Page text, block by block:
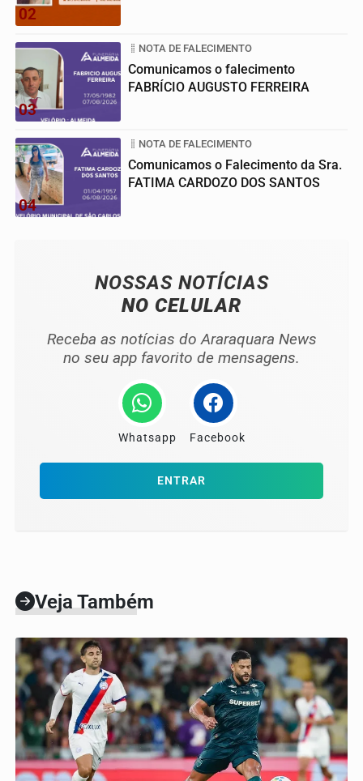
02
03
NOTA DE FALECIMENTO
Comunicamos o falecimento
FABRÍCIO AUGUSTO FERREIRA
04
NOTA DE FALECIMENTO
Comunicamos o Falecimento da Sra.
FATIMA CARDOZO DOS SANTOS
NOSSAS NOTÍCIAS
NO CELULAR
Receba as notícias do Araraquara News
no seu app favorito de mensagens.
Whatsapp Facebook
ENTRAR
Veja Também